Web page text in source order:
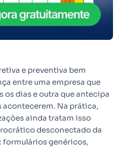
e preventiva bem
entre uma empresa que
dias e outra que antecipa
acontecerem. Na prática,
ainda tratam isso
desconectado da
formulários genéricos,